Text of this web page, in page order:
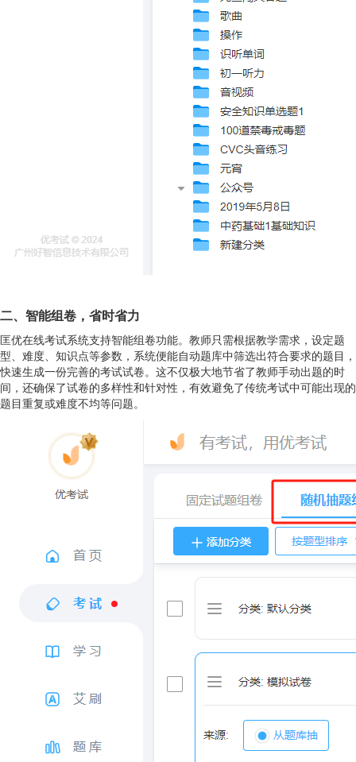
二、 智能组卷，省时省力
匡优在线考试系统支持智能组卷功能。教师只需根据教学需求，设定题
型、难度、知识点等参数，系统便能自动题库中筛选出符合要求的题目，
快速生成一份完善的考试试卷。这不仅极大地节省了教师手动出题的时
间，还确保了试卷的多样性和针对性，有效避免了传统考试中可能出现的
题目重复或难度不均等问题。